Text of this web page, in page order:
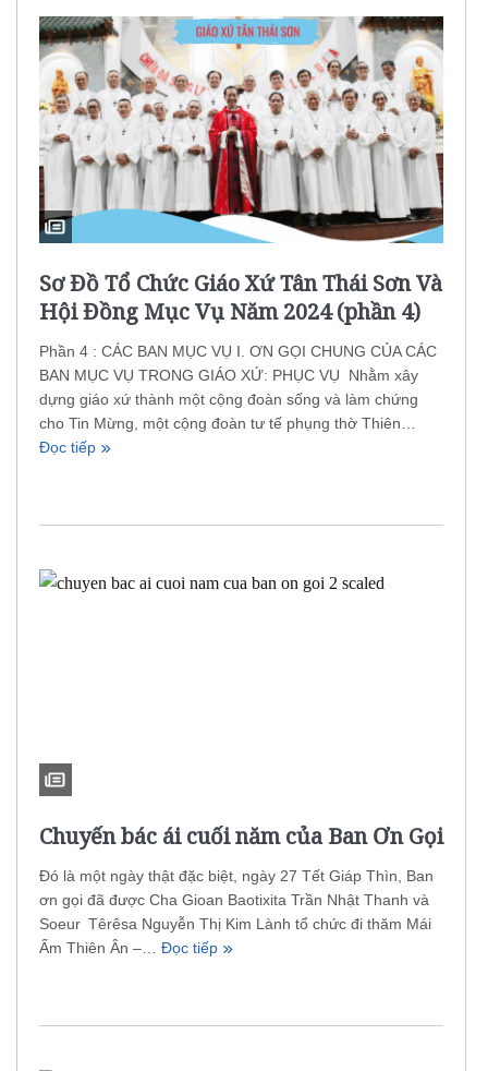
Sơ Đồ Tổ Chức Giáo Xứ Tân Thái Sơn Và
Hội Đồng Mục Vụ Năm 2024 (phần 4)
Phần 4 : CÁC BAN MỤC VỤ I. ƠN GỌI CHUNG CỦA CÁC
BAN MỤC VỤ TRONG GIÁO XỨ: PHỤC VỤ Nhằm xây
dựng giáo xứ thành một cộng đoàn sống và làm chứng
cho Tin Mừng, một cộng đoàn tư tế phụng thờ Thiên…
Đọc tiếp
Chuyến bác ái cuối năm của Ban Ơn Gọi
Đó là một ngày thật đặc biệt, ngày 27 Tết Giáp Thìn, Ban
ơn gọi đã được Cha Gioan Baotixita Trần Nhật Thanh và
Soeur Têrêsa Nguyễn Thị Kim Lành tổ chức đi thăm Mái
Ấm Thiên Ân –… Đọc tiếp